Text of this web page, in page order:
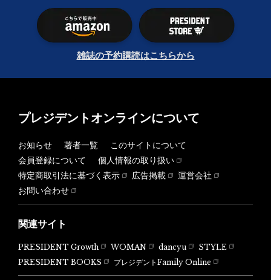
雑誌の予約購読はこちらから
プレジデントオンラインについて
お知らせ 著者一覧
このサイトについて
会員登録について
個人情報の取り扱い
特定商取引法に基づく表示
広告掲載
運営会社
お問い合わせ
関連サイト
PRESIDENT Growth WOMAN dancyu
STYLE
PRESIDENT BOOKS
プレジデントFamily Online